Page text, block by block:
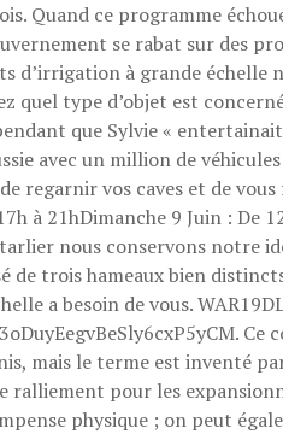
Quand ce programme
se rabat sur des
d’irrigation à grande échelle
quel type d’objet est
que Sylvie «
avec un million de
regarnir vos caves et de
à 21hDimanche 9 Juin : De
nous conservons notre
trois hameaux bien distincts.
a besoin de vous.
mais le terme est inventé
ralliement pour les
physique ; on peut